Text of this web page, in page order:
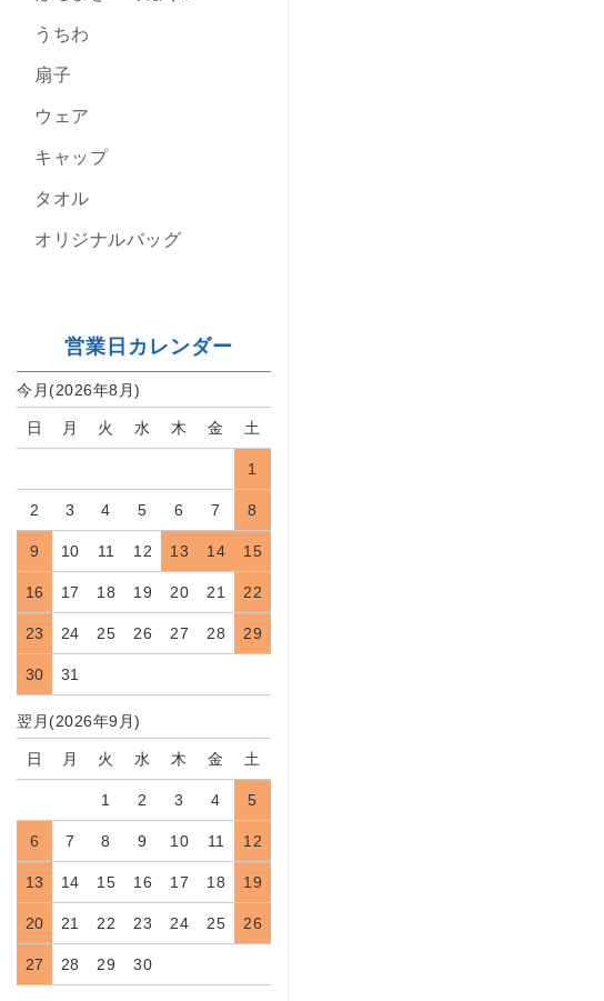
うちわ
扇子
ウェア
キャップ
タオル
オリジナルバッグ
営業日カレンダー
今月(2026年8月)
日 月 火 水 木 金 土
1
2 3 4 5 6 7 8
9 10 11 12 13 14 15
16 17 18 19 20 21 22
23 24 25 26 27 28 29
30 31
翌月(2026年9月)
日 月 火 水 木 金 土
1 2 3 4 5
6 7 8 9 10 11 12
13 14 15 16 17 18 19
20 21 22 23 24 25 26
27 28 29 30